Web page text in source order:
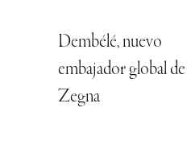
Dembélé, nuevo
embajador global de
Zegna